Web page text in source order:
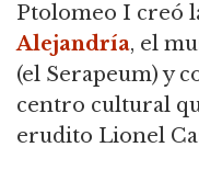
Ptolomeo I creó
Alejandría, el
(el Serapeum) y
centro cultural
erudito Lionel